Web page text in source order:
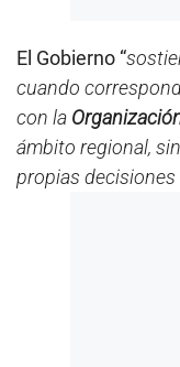
El Gobierno “
cuando
con la
ámbito regional,
propias